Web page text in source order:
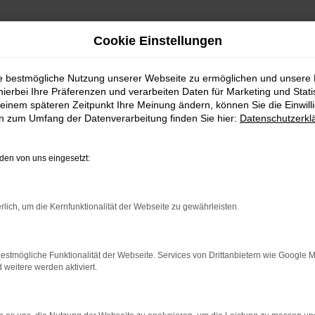
FÜR HOYERSWERDA
FÜR
PASST
machen Sie alles richtig und sitzen im perfekten
von Hoyerswerda eingerichtet, andererseits ist der
aus Hoyerswerda im Autohaus Schiefelbein. Wir bieten
sich für ein Gebrauchtfahrzeug oder einen Jahreswagen.
NETWORK ERROR
Cookie Einstellungen
bestmögliche Nutzung unserer Webseite zu ermöglichen und unsere
Ihre Präferenzen und verarbeiten Daten für Marketing und
späteren Zeitpunkt Ihre Meinung ändern, können Sie die
zum Umfang der Datenverarbeitung finden Sie hier:
von uns eingesetzt:
um die Kernfunktionalität der Webseite zu gewährleisten.
Funktionalität der Webseite. Services von Drittanbietern wie Google
weitere werden aktiviert.